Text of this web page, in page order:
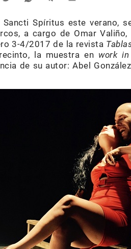
Spíritus este verano,
a cargo de Omar
3-4/2017 de la revista
la muestra en work
de su autor: Abel